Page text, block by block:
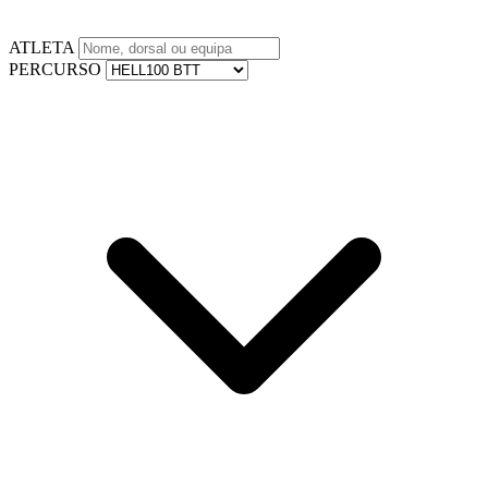
ATLETA
PERCURSO